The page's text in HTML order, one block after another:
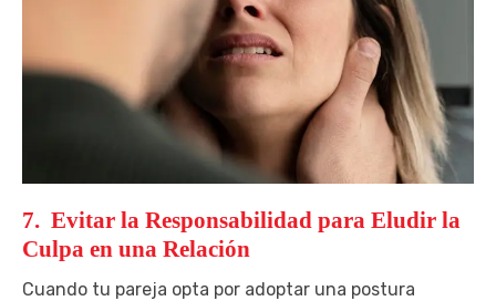
7. Evitar la Responsabilidad para Eludir la
Culpa en una Relación
Cuando tu pareja opta por adoptar una postura